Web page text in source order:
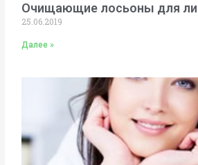
Очищающие лосьоны для
25.06.2019
Далее »